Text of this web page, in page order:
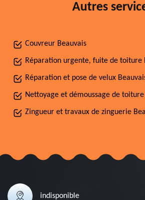
Autres
Couvreur Beauvais
Réparation urgente, fuite de toiture
Réparation et pose de velux
Nettoyage et démoussage de
Zingueur et travaux de zinguerie
indisponible